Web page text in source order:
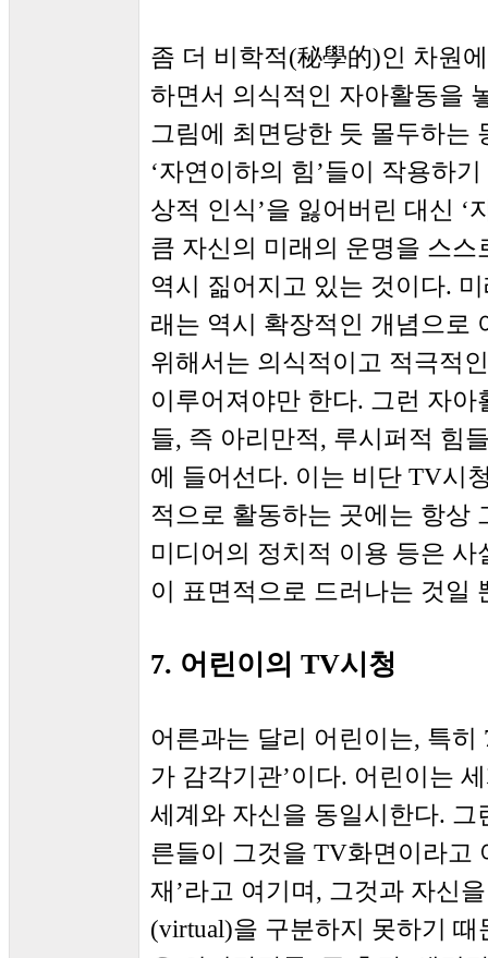
좀 더 비학적(秘學的)인 차원
하면서 의식적인 자아활동을
그림에 최면당한 듯 몰두하는
‘자연이하의 힘’들이 작용하
상적 인식’을 잃어버린 대신 ‘
큼 자신의 미래의 운명을 스
역시 짊어지고 있는 것이다.
래는 역시 확장적인 개념으로
위해서는 의식적이고 적극적
이루어져야만 한다. 그런 자
들, 즉 아리만적, 루시퍼적 힘
에 들어선다. 이는 비단 TV시
적으로 활동하는 곳에는 항상
미디어의 정치적 이용 등은
이 표면적으로 드러나는 것일
7. 어린이의 TV시청
어른과는 달리 어린이는, 특
가 감각기관’이다. 어린이는
세계와 자신을 동일시한다.
른들이 그것을 TV화면이라고
재’라고 여기며, 그것과 자신
(virtual)을 구분하지 못하기